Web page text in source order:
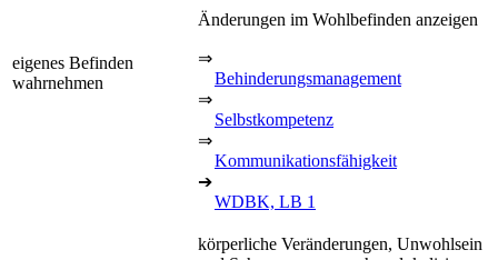
eigenes Befinden
wahrnehmen
Änderungen im Wohlbefinden anzeigen
⇒
Behinderungsmanagement
⇒
Selbstkompetenz
⇒
Kommunikationsfähigkeit
➔
WDBK, LB 1
körperliche Veränderungen, Unwohlsein